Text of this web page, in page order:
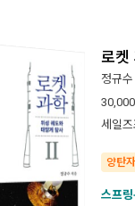
로켓
정규수
30,000
세일
양탄
스프